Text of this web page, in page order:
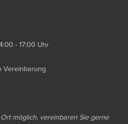
- 17:00 Uhr
Vereinbarung
möglich, vereinbaren Sie gerne